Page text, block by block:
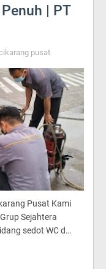
| PT
pusat
Pusat Kami
Sejahtera
sedot WC d…